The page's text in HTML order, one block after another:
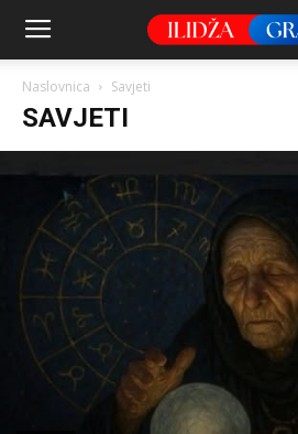
Naslovnica Savjeti
SAVJETI